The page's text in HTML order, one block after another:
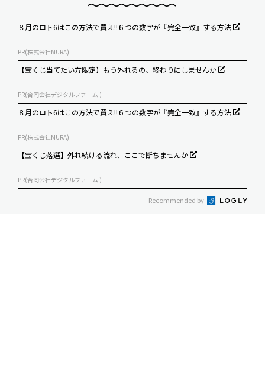
８月のロト6はこの方法で買え!!６つの数字が『完全一致』する方法
PR(株式会社MURA)
【宝くじ当てたい方限定】もう外れるの、終わりにしませんか
PR(合同会社デジタルファーム )
８月のロト6はこの方法で買え!!６つの数字が『完全一致』する方法
PR(株式会社MURA)
【宝くじ落選】外れ続ける流れ、ここで断ちませんか
PR(合同会社デジタルファーム )
Recommended by